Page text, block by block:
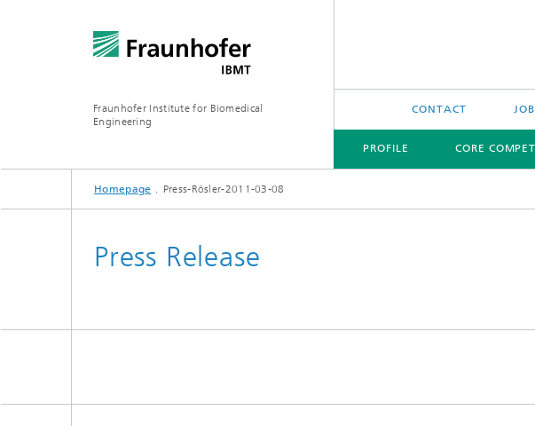
Fraunhofer Institute for Biomedical
Engineering
CONTACT
PROFILE CORE
CORE COMPETENCES
BUSINESS AREAS
Homepage Press-Rösler-2011-03-08
Press Release